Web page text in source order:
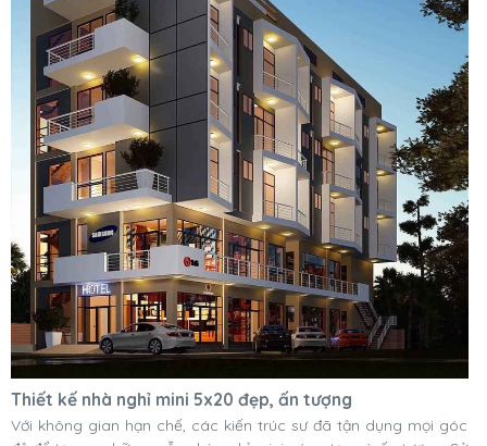
Thiết kế nhà nghỉ mini 5x20 đẹp, ấn tượng
Với không gian hạn chế, các kiến trúc sư đã tận dụng mọi góc